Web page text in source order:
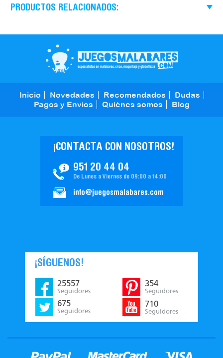
PRODUCTOS RELACIONADOS:
Inicio Novedades Recomendados
Dudas
Pagos y Envíos
Quiénes somos Blog
951 20 44 04
¡CONTACTA CON NOSOTROS!
De Lunes a Viernes de 09:00 a 14:00
info@juegosmalabares.com
¡SÍGUENOS!
25557
Seguidores
675
Seguidores
354
Seguidores
710
Seguidores